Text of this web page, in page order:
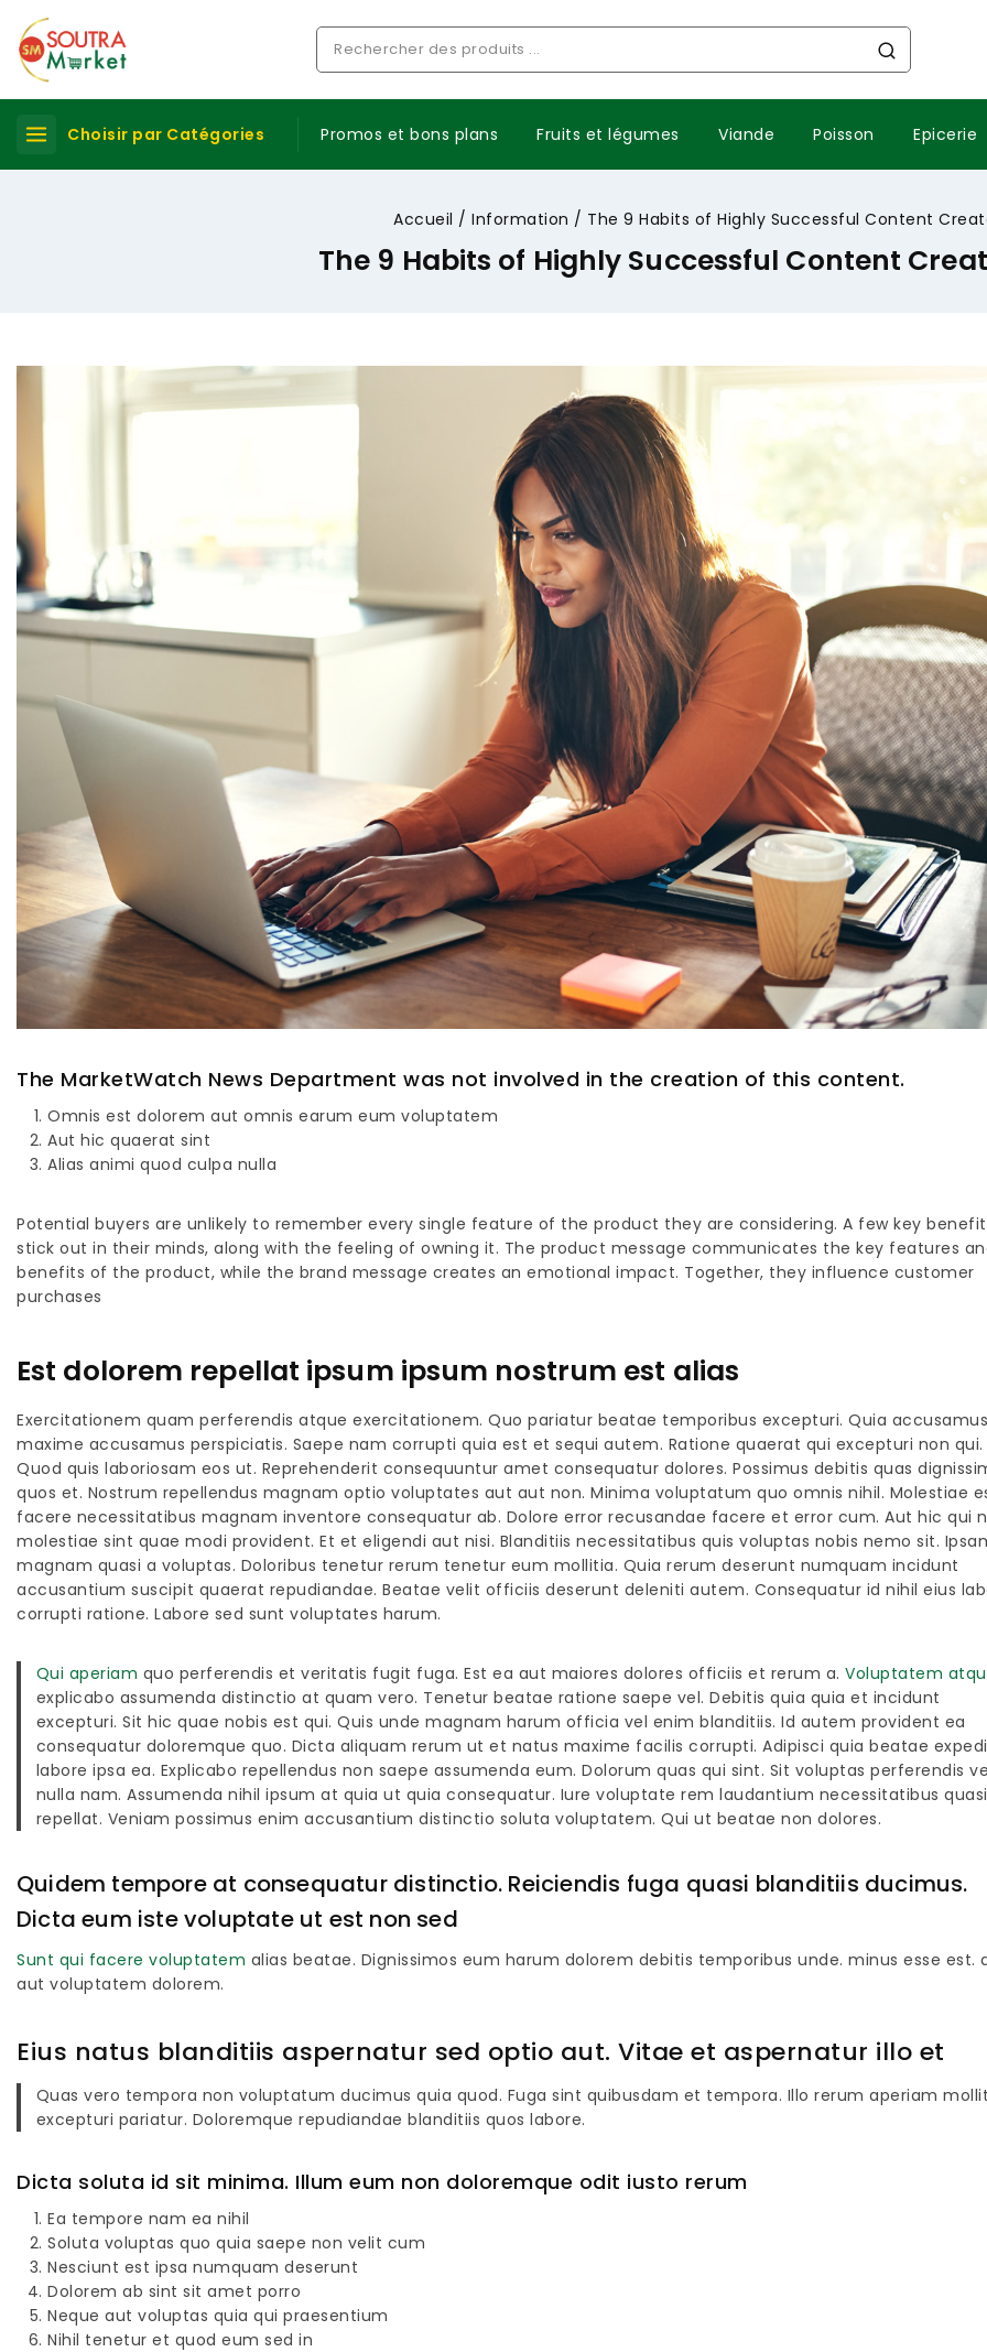
Choisir par Catégories Promos et bons plans Fruits et légumes Viande Poisson Epicerie
Accueil / Information / The 9 Habits of Highly Successful Content
The 9 Habits of Highly Successful Content
The MarketWatch News Department was not involved in the creation of this content.
Omnis est dolorem aut omnis earum eum voluptatem
Aut hic quaerat sint
Alias animi quod culpa nulla
Potential buyers are unlikely to remember every single feature of the product they are considering. A few key
stick out in their minds, along with the feeling of owning it. The product message communicates the key features
benefits of the product, while the brand message creates an emotional impact. Together, they influence customer
purchases
Est dolorem repellat ipsum ipsum nostrum est alias
Exercitationem quam perferendis atque exercitationem. Quo pariatur beatae temporibus excepturi. Quia accusamus
maxime accusamus perspiciatis. Saepe nam corrupti quia est et sequi autem. Ratione quaerat qui excepturi non qui.
Quod quis laboriosam eos ut. Reprehenderit consequuntur amet consequatur dolores. Possimus debitis quas
quos et. Nostrum repellendus magnam optio voluptates aut aut non. Minima voluptatum quo omnis nihil. Molestiae
facere necessitatibus magnam inventore consequatur ab. Dolore error recusandae facere et error cum. Aut hic qui
molestiae sint quae modi provident. Et et eligendi aut nisi. Blanditiis necessitatibus quis voluptas nobis nemo sit.
magnam quasi a voluptas. Doloribus tenetur rerum tenetur eum mollitia. Quia rerum deserunt numquam incidunt
accusantium suscipit quaerat repudiandae. Beatae velit officiis deserunt deleniti autem. Consequatur id nihil eius
corrupti ratione. Labore sed sunt voluptates harum.
Qui aperiam quo perferendis et veritatis fugit fuga. Est ea aut maiores dolores officiis et rerum a. Voluptatem
explicabo assumenda distinctio at quam vero. Tenetur beatae ratione saepe vel. Debitis quia quia et incidunt
excepturi. Sit hic quae nobis est qui. Quis unde magnam harum officia vel enim blanditiis. Id autem provident ea
consequatur doloremque quo. Dicta aliquam rerum ut et natus maxime facilis corrupti. Adipisci quia beatae
labore ipsa ea. Explicabo repellendus non saepe assumenda eum. Dolorum quas qui sint. Sit voluptas perferendis
nulla nam. Assumenda nihil ipsum at quia ut quia consequatur. Iure voluptate rem laudantium necessitatibus quasi
repellat. Veniam possimus enim accusantium distinctio soluta voluptatem. Qui ut beatae non dolores.
Quidem tempore at consequatur distinctio. Reiciendis fuga quasi blanditiis ducimus.
Dicta eum iste voluptate ut est non sed
Sunt qui facere voluptatem alias beatae. Dignissimos eum harum dolorem debitis temporibus unde. minus esse est.
aut voluptatem dolorem.
Eius natus blanditiis aspernatur sed optio aut. Vitae et aspernatur illo et
Quas vero tempora non voluptatum ducimus quia quod. Fuga sint quibusdam et tempora. Illo rerum aperiam
excepturi pariatur. Doloremque repudiandae blanditiis quos labore.
Dicta soluta id sit minima. Illum eum non doloremque odit iusto rerum
Ea tempore nam ea nihil
Soluta voluptas quo quia saepe non velit cum
Nesciunt est ipsa numquam deserunt
Dolorem ab sint sit amet porro
Neque aut voluptas quia qui praesentium
Nihil tenetur et quod eum sed in